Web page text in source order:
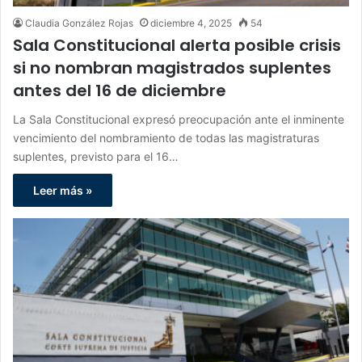
Claudia González Rojas diciembre 4, 2025 54
Sala Constitucional alerta posible crisis
si no nombran magistrados suplentes
antes del 16 de diciembre
La Sala Constitucional expresó preocupación ante el inminente
vencimiento del nombramiento de todas las magistraturas
suplentes, previsto para el 16…
Leer más »